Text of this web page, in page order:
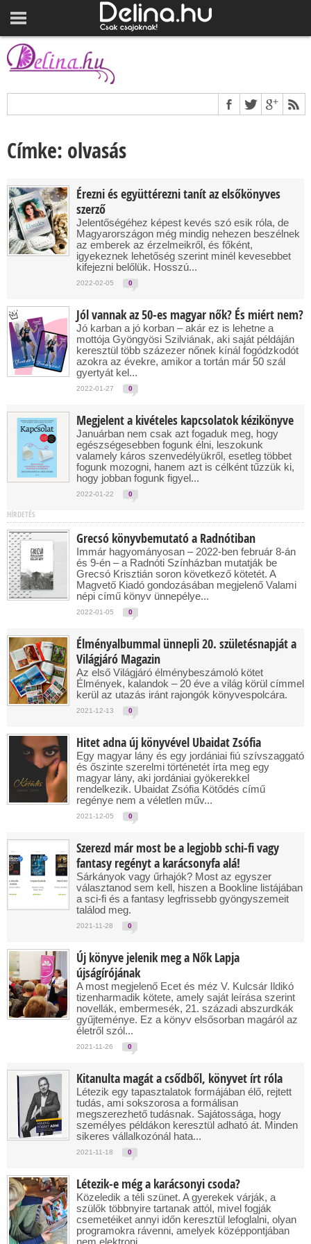
Címke: olvasás
Érezni és együttérezni tanít az elsőkönyves
szerző
Jelentőségéhez képest kevés szó esik róla, de
Magyarországon még mindig nehezen beszélnek
az emberek az érzelmeikről, és főként,
igyekeznek lehetőség szerint minél kevesebbet
kifejezni belőlük. Hosszú...
2022-02-05 0
Jól vannak az 50-es magyar nők? És miért nem?
Jó karban a jó korban – akár ez is lehetne a
mottója Gyöngyösi Szilviának, aki saját példáján
keresztül több százezer nőnek kínál fogódzkodót
azokra az évekre, amikor a tortán már 50 szál
gyertyát kel...
2022-01-27 0
Megjelent a kivételes kapcsolatok kézikönyve
Januárban nem csak azt fogaduk meg, hogy
egészségesebben fogunk élni, leszokunk
valamely káros szenvedélyükről, esetleg többet
fogunk mozogni, hanem azt is célként tűzzük ki,
hogy jobban fogunk figyel...
2022-01-22 0
HÍRDETÉS
Grecsó könyvbemutató a Radnótiban
Immár hagyományosan – 2022-ben február 8-án
és 9-én – a Radnóti Színházban mutatják be
Grecsó Krisztián soron következő kötetét. A
Magvető Kiadó gondozásában megjelenő Valami
népi című könyv ünnepélye...
2022-01-05 0
Élményalbummal ünnepli 20. születésnapját a
Világjáró Magazin
Az első Világjáró élménybeszámoló kötet
Élmények, kalandok – 20 éve a világ körül címmel
kerül az utazás iránt rajongók könyvespolcára.
2021-12-13 0
Hitet adna új könyvével Ubaidat Zsófia
Egy magyar lány és egy jordániai fiú szívszaggató
és őszinte szerelmi történetét írta meg egy
magyar lány, aki jordániai gyökerekkel
rendelkezik. Ubaidat Zsófia Kötődés című
regénye nem a véletlen műv...
2021-12-05 0
Szerezd már most be a legjobb schi-fi vagy
fantasy regényt a karácsonyfa alá!
Sárkányok vagy űrhajók? Most az egyszer
választanod sem kell, hiszen a Bookline listájában
a sci-fi és a fantasy legfrissebb gyöngyszemeit
találod meg.
2021-11-28 0
Új könyve jelenik meg a Nők Lapja
újságírójának
A most megjelenő Ecet és méz V. Kulcsár Ildikó
tizenharmadik kötete, amely saját leírása szerint
novellák, embermesék, 21. századi abszurdkák
gyűjteménye. Ez a könyv elsősorban magáról az
életről szól...
2021-11-26 0
Kitanulta magát a csődből, könyvet írt róla
Létezik egy tapasztalatok formájában élő, rejtett
tudás, ami sokszorosa a formálisan
megszerezhető tudásnak. Sajátossága, hogy
személyes példákon keresztül adható át. Minden
sikeres vállalkozónál hata...
2021-11-18 0
Létezik-e még a karácsonyi csoda?
Közeledik a téli szünet. A gyerekek várják, a
szülők többnyire tartanak attól, mivel fogják
csemetéiket annyi időn keresztül lefoglalni, olyan
programokra rávenni, amelyek középpontjában
nem elektroni...